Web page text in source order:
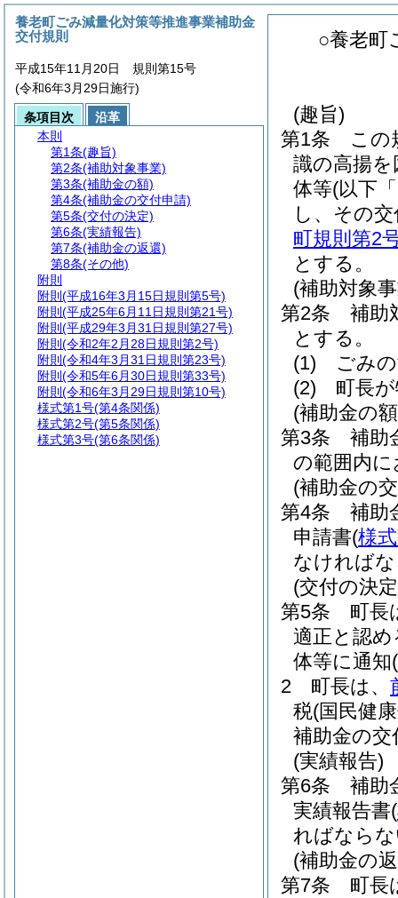
○養老町
(趣旨)
第1条
この
識の高揚
体等(以下
し、その
町規則第2
とする。
(補助対象
第2条
補助
とする。
(1)
ごみ
(2)
町長
(補助金の
第3条
補助
の範囲内
(補助金の
第4条
補助
申請書(様
なければ
(交付の決
第5条
町長
適正と認
体等に通知(
2
町長は、
税(国民健
補助金の
(実績報告)
第6条
補助
実績報告書(
ればなら
(補助金の
第7条
町長
養老町ごみ減量化対策等推進事業補助金
交付規則
平成15年11月20日 規則第15号
(令和6年3月29日施行)
条項目次
沿革
本則
第1条(趣旨)
第2条(補助対象事業)
第3条(補助金の額)
第4条(補助金の交付申請)
第5条(交付の決定)
第6条(実績報告)
第7条(補助金の返還)
第8条(その他)
附則
附則 (平成16年3月15日規則第5号)
附則 (平成25年6月11日規則第21号)
附則 (平成29年3月31日規則第27号)
附則 (令和2年2月28日規則第2号)
附則 (令和4年3月31日規則第23号)
附則 (令和5年6月30日規則第33号)
附則 (令和6年3月29日規則第10号)
様式第1号(第4条関係)
様式第2号(第5条関係)
様式第3号(第6条関係)